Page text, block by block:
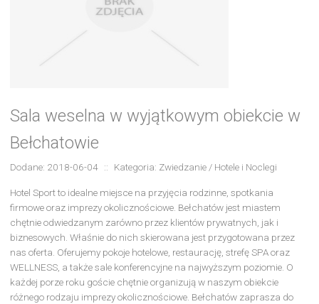
Sala weselna w wyjątkowym obiekcie w
Bełchatowie
Dodane: 2018-06-04 :: Kategoria: Zwiedzanie / Hotele i Noclegi
Hotel Sport to idealne miejsce na przyjęcia rodzinne, spotkania
firmowe oraz imprezy okolicznościowe. Bełchatów jest miastem
chętnie odwiedzanym zarówno przez klientów prywatnych, jak i
biznesowych. Właśnie do nich skierowana jest przygotowana przez
nas oferta. Oferujemy pokoje hotelowe, restaurację, strefę SPA oraz
WELLNESS, a także sale konferencyjne na najwyższym poziomie. O
każdej porze roku goście chętnie organizują w naszym obiekcie
różnego rodzaju imprezy okolicznościowe. Bełchatów zaprasza do